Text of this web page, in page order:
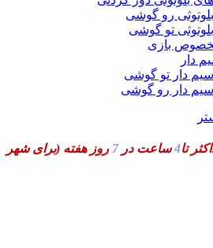
رو گوشی
تو گوشی
بازی
دار
دار تو گوشی
دار رو گوشی
تا4ساعت در7 روز هفته (برای شهر